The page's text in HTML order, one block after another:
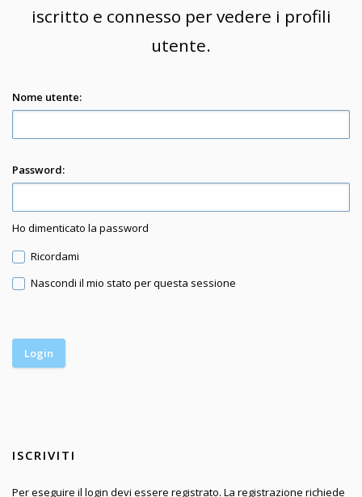
iscritto e connesso per vedere i profili
utente.
Nome utente:
Password:
Ho dimenticato la password
Ricordami
Nascondi il mio stato per questa sessione
ISCRIVITI
Per eseguire il login devi essere registrato. La registrazione richiede